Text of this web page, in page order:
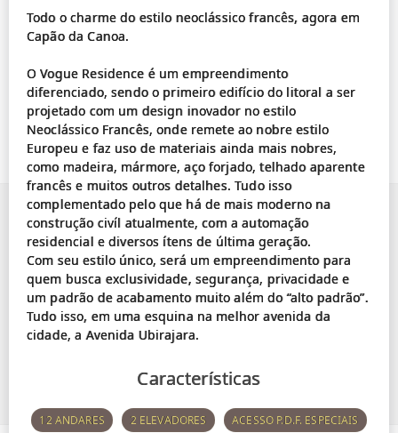
Todo o charme do estilo neoclássico francês, agora em
Capão da Canoa.
O Vogue Residence é um empreendimento
diferenciado, sendo o primeiro edifício do litoral a ser
projetado com um design inovador no estilo
Neoclássico Francês, onde remete ao nobre estilo
Europeu e faz uso de materiais ainda mais nobres,
como madeira, mármore, aço forjado, telhado aparente
francês e muitos outros detalhes. Tudo isso
complementado pelo que há de mais moderno na
construção civíl atualmente, com a automação
residencial e diversos ítens de última geração.
Com seu estilo único, será um empreendimento para
quem busca exclusividade, segurança, privacidade e
um padrão de acabamento muito além do “alto padrão”.
Tudo isso, em uma esquina na melhor avenida da
Características
12 ANDARES 2 ELEVADORES ACESSO P.D.F. ESPECIAIS